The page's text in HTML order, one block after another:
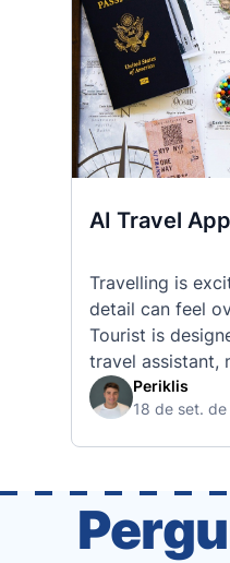
AI Travel
Travelling is
detail can feel
Tourist is
travel assistant,
smarter, and
Tourist App
trip planning
Periklis
18 de set.